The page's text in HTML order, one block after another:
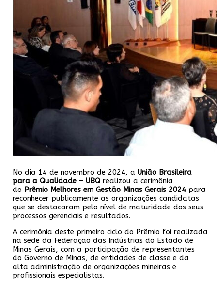
No dia 14 de novembro de 2024, a União Brasileira
para a Qualidade – UBQ realizou a cerimônia
do Prêmio Melhores em Gestão Minas Gerais 2024 para
reconhecer publicamente as organizações candidatas
que se destacaram pelo nível de maturidade dos seus
processos gerenciais e resultados.
A cerimônia deste primeiro ciclo do Prêmio foi realizada
na sede da Federação das Indústrias do Estado de
Minas Gerais, com a participação de representantes
do Governo de Minas, de entidades de classe e da
alta administração de organizações mineiras e
profissionais especialistas.